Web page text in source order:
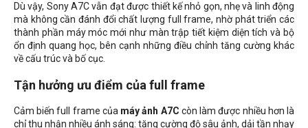
Dù vậy, Sony A7C vẫn đạt được thiết kế nhỏ gọn, nhẹ và linh động
mà không cần đánh đổi chất lượng full frame, nhờ phát triển các
thành phần máy móc mới như màn trập tiết kiệm diện tích và bộ
ổn định quang học, bên cạnh những điều chỉnh tăng cường khác
về cấu trúc và bố cục.
Tận hưởng ưu điểm của full frame
Cảm biến full frame của máy ảnh A7C còn làm được nhiều hơn là
chỉ thu nhận nhiều ánh sáng: tăng cường độ sâu ảnh, dải tần nhạy